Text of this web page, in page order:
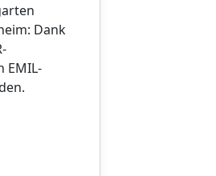
Dank
EMIL-